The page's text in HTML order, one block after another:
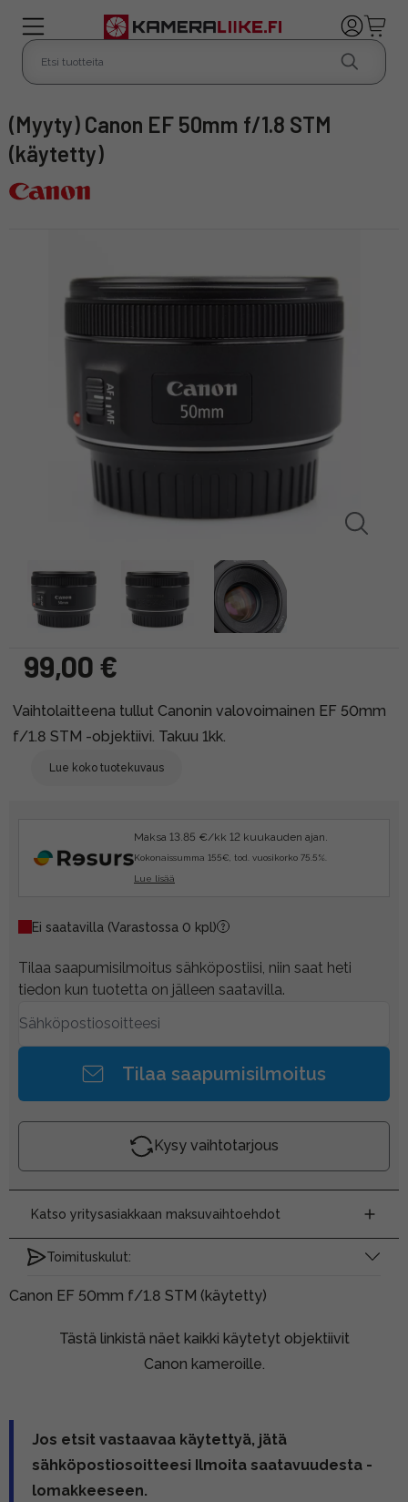
(Myyty) Canon EF 50mm f/1.8 STM
(käytetty)
99,00 €
Vaihtolaitteena tullut Canonin valovoimainen EF 50mm
f/1.8 STM -objektiivi. Takuu 1kk.
Lue koko tuotekuvaus
Maksa 13.85 €/kk 12 kuukauden ajan.
Kokonaissumma 155€, tod. vuosikorko 75.5%.
Lue lisää
Ei saatavilla (Varastossa 0 kpl)
Tilaa saapumisilmoitus sähköpostiisi, niin saat heti
tiedon kun tuotetta on jälleen saatavilla.
Tilaa saapumisilmoitus
Kysy vaihtotarjous
Katso yritysasiakkaan maksuvaihtoehdot
Toimituskulut:
Canon EF 50mm f/1.8 STM (käytetty)
Tästä linkistä näet kaikki käytetyt objektiivit
Canon kameroille.
Jos etsit vastaavaa käytettyä, jätä
sähköpostiosoitteesi Ilmoita saatavuudesta -
lomakkeeseen.